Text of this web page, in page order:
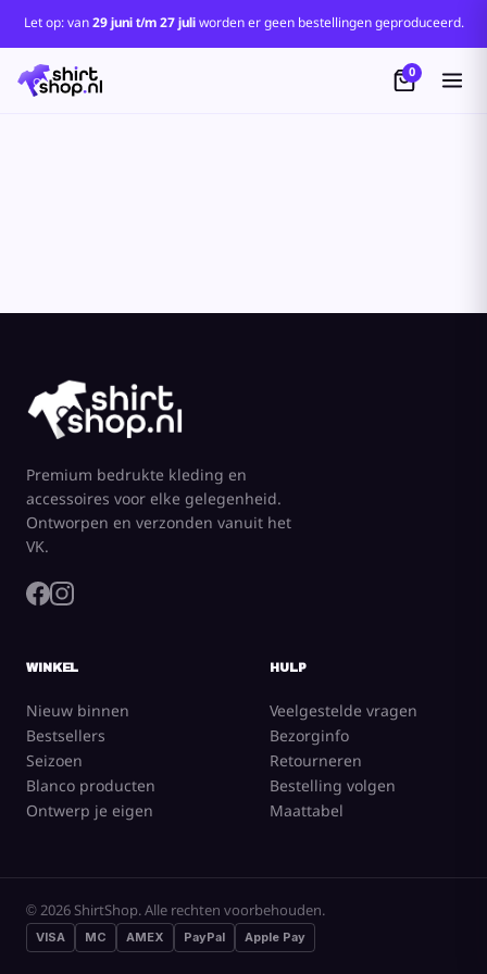
Let op: van29 juni t/m 27 juliworden er geen bestellingen geproduceerd.
0
Premium bedrukte kleding en
accessoires voor elke gelegenheid.
Ontworpen en verzonden vanuit het
VK.
WINKEL
Nieuw binnen
Bestsellers
Seizoen
Blanco producten
Ontwerp je eigen
HULP
Veelgestelde vragen
Bezorginfo
Retourneren
Bestelling volgen
Maattabel
© 2026 ShirtShop. Alle rechten voorbehouden.
VISA MC AMEX PayPal Apple Pay